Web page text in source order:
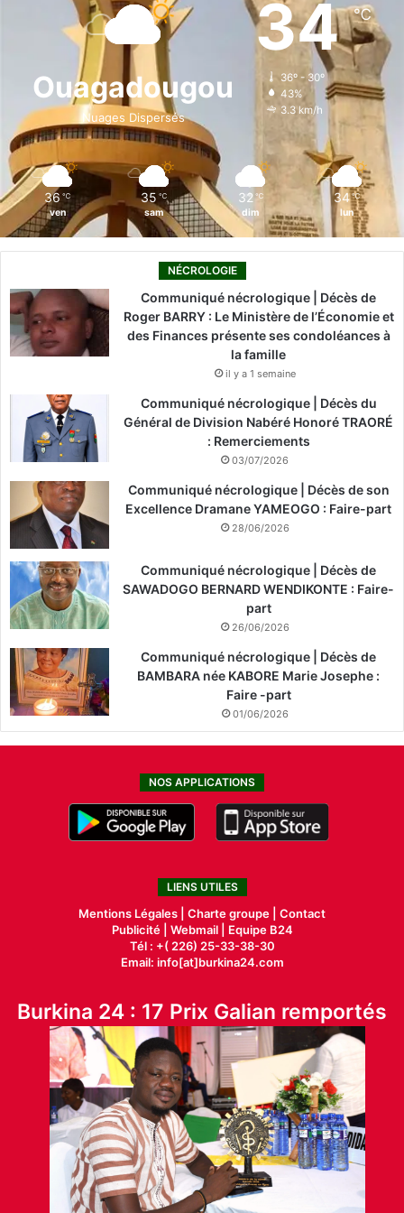
o
k
i
n
a
g
r
o
k
Ouagadougou
Nuages Dispersés
34℃
36º - 30º
43%
3.3 km/h
36 ℃
ven
35 ℃
sam
32 ℃
dim
34 ℃
lun
NÉCROLOGIE
Communiqué nécrologique | Décès de
Roger BARRY : Le Ministère de l’Économie et
des Finances présente ses condoléances à
la famille
il y a 1 semaine
Communiqué nécrologique | Décès du
Général de Division Nabéré Honoré TRAORÉ
: Remerciements
03/07/2026
Communiqué nécrologique | Décès de son
Excellence Dramane YAMEOGO : Faire-part
28/06/2026
Communiqué nécrologique | Décès de
SAWADOGO BERNARD WENDIKONTE : Faire-
part
26/06/2026
Communiqué nécrologique | Décès de
BAMBARA née KABORE Marie Josephe :
Faire -part
01/06/2026
NOS APPLICATIONS
LIENS UTILES
Mentions Légales | Charte groupe | Contact
Publicité| Webmail |
Equipe B24
Tél : +( 226) 25-33-38-30
Email: info[at]burkina24.com
Burkina 24 : 17 Prix Galian remportés